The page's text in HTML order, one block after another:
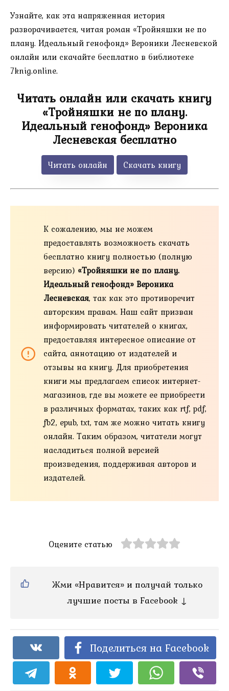
Узнайте, как эта напряженная история
разворачивается, читая роман «Тройняшки не по
плану. Идеальный генофонд» Вероники Лесневской
онлайн или скачайте бесплатно в библиотеке
7knig.online.
Читать онлайн или скачать книгу
«Тройняшки не по плану.
Идеальный генофонд» Вероника
Лесневская бесплатно
Читать онлайн Скачать книгу
К сожалению, мы не можем
предоставлять возможность скачать
бесплатно книгу полностью (полную
версию) «Тройняшки не по плану.
Идеальный генофонд» Вероника
Лесневская, так как это противоречит
авторским правам. Наш сайт призван
информировать читателей о книгах,
предоставляя интересное описание от
сайта, аннотацию от издателей и
отзывы на книгу. Для приобретения
книги мы предлагаем список интернет-
магазинов, где вы можете ее приобрести
в различных форматах, таких как rtf, pdf,
fb2, epub, txt, там же можно читать книгу
онлайн. Таким образом, читатели могут
насладиться полной версией
произведения, поддерживая авторов и
издателей.
Оцените статью
Жми «Нравится» и получай только
лучшие посты в Facebook ↓
Поделиться на Facebook